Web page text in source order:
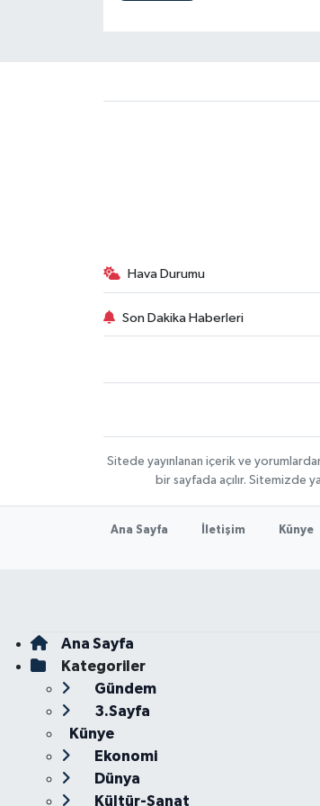
Hava Durumu
Son Dakika Haberleri
Sitede yayınlanan içerik ve
bir sayfada açılır. Sitemizde
Ana Sayfa İletişim Künye
Ana Sayfa
Kategoriler
Gündem
3.Sayfa
Künye
Ekonomi
Dünya
Kültür-Sanat